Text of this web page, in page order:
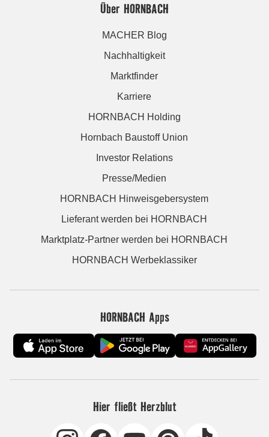
Über HORNBACH
MACHER Blog
Nachhaltigkeit
Marktfinder
Karriere
HORNBACH Holding
Hornbach Baustoff Union
Investor Relations
Presse/Medien
HORNBACH Hinweisgebersystem
Lieferant werden bei HORNBACH
Marktplatz-Partner werden bei HORNBACH
HORNBACH Werbeklassiker
HORNBACH Apps
Hier fließt Herzblut